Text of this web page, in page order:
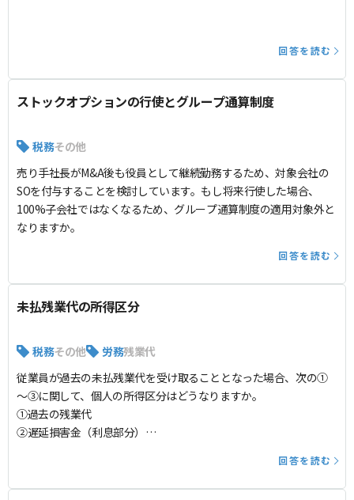
回答を読む
ストックオプションの行使とグループ通算制度
税務その他
売り手社長がM&A後も役員として継続勤務するため、対象会社の
SOを付与することを検討しています。もし将来行使した場合、
100%子会社ではなくなるため、グループ通算制度の適用対象外と
なりますか。
回答を読む
未払残業代の所得区分
税務その他 労務残業代
従業員が過去の未払残業代を受け取ることとなった場合、次の①
～③に関して、個人の所得区分はどうなりますか。
①過去の残業代
②遅延損害金（利息部分）
回答を読む